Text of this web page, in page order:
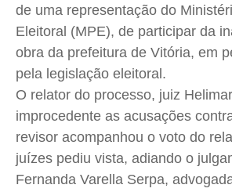
Cultura
Colunas
Caetano Roque
Gustavo Bastos
Jr Mignone (in memorian)
Wanda Sily
Publicidade Legal
Cultura
Colunas
Caetano Roque
Gustavo Bastos
Jr Mignone (in memorian)
Wanda Sily
Publicidade Legal
Cultura
Colunas
Caetano Roque
Gustavo Bastos
Jr Mignone (in memorian)
Wanda Sily
Publicidade Legal
Cultura
Colunas
Caetano Roque
Gustavo Bastos
Jr Mignone (in memorian)
Wanda Sily
Publicidade Legal
de uma representação do
Eleitoral (MPE), de participar da
obra da prefeitura de Vitória, em
pela legislação eleitoral.
O relator do processo, juiz Helimar
improcedente as acusações
revisor acompanhou o voto do
juízes pediu vista, adiando o
Fernanda Varella Serpa,